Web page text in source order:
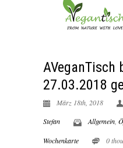
AVeganTisch
27.03.2018
März 18th, 2018
Stefan Allgemein,
Wochenkarte 0